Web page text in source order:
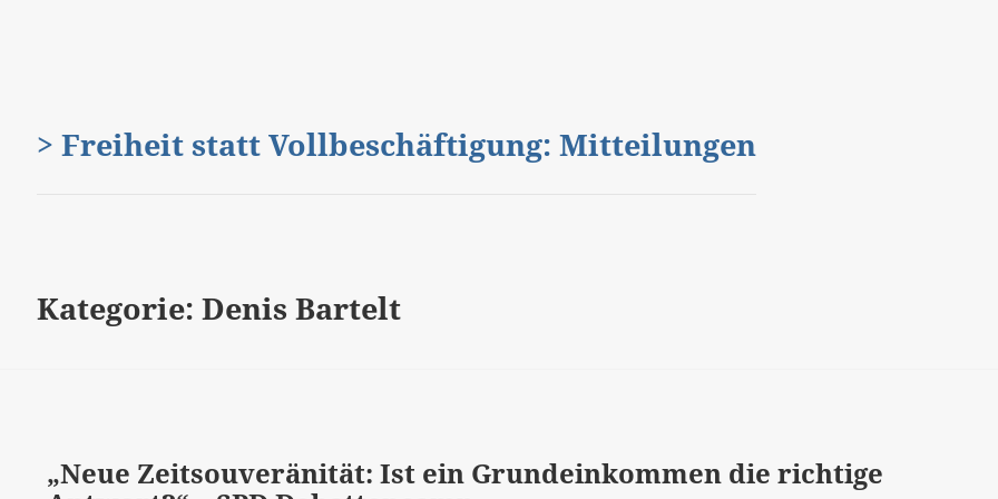
> Freiheit statt Vollbeschäftigung: Mitteilungen
Kategorie:Denis Bartelt
„Neue Zeitsouveränität: Ist ein Grundeinkommen die richtige